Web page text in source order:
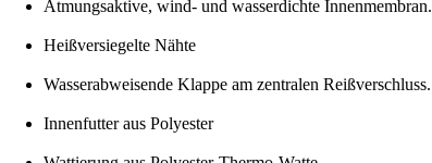
Atmungsaktive, wind- und wasserdichte Innenmembran.
Heißversiegelte Nähte
Wasserabweisende Klappe am zentralen Reißverschluss.
Innenfutter aus Polyester